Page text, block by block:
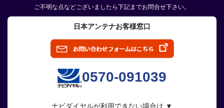
ご不明な点などございましたら下記までお問合せ下さい。
日本アンテナお客様窓口
0570-091039
ナビダイヤルが利用できない場合は ▼